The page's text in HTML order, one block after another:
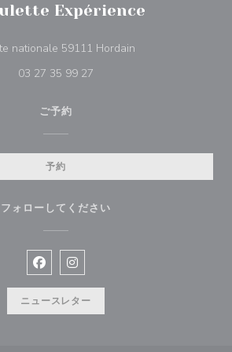
Expérience
nationale 59111 Hordain
03 27 35 99 27
ご予約
予約
フォローしてください
Facebook ((新しいウィンドウで
Instagram ((新しいウィンド
ニュースレター